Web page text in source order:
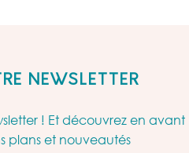
NEWSLETTER
! Et découvrez en avant
plans et nouveautés